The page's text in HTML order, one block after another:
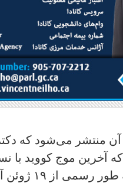
منتشر می‌شود که
آخرین موج کووید با
ب.آ ۵ از نقطه اوج